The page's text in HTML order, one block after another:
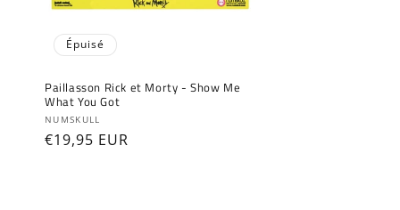
Épuisé
Paillasson Rick et Morty - Show Me
What You Got
Fournisseur :
NUMSKULL
Prix
€19,95 EUR